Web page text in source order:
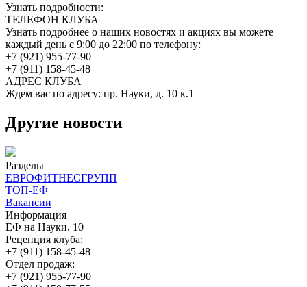
Узнать подробности:
ТЕЛЕФОН КЛУБА
Узнать подробнее о наших новостях и акциях вы можете
каждый день с 9:00 до 22:00 по телефону:
+7 (921) 955-77-90
+7 (911) 158-45-48
АДРЕС КЛУБА
Ждем вас по адресу: пр. Науки, д. 10 к.1
Другие новости
Разделы
ЕВРОФИТНЕСГРУПП
ТОП-ЕФ
Вакансии
Информация
ЕФ на Науки, 10
Рецепция клуба:
+7 (911) 158-45-48
Отдел продаж:
+7 (921) 955-77-90